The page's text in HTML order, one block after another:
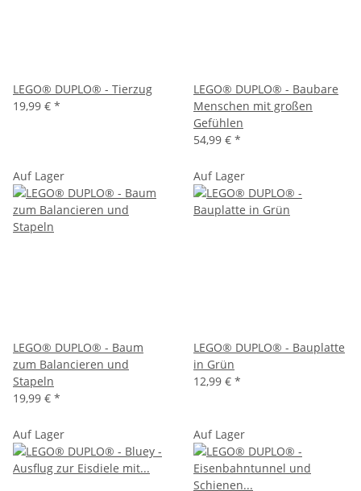
LEGO® DUPLO® - Tierzug
19,99 € *
LEGO® DUPLO® - Baubare
Menschen mit großen
Gefühlen
54,99 € *
Auf Lager
LEGO® DUPLO® - Baum
zum Balancieren und
Stapeln
19,99 € *
Auf Lager
LEGO® DUPLO® - Bauplatte
in Grün
12,99 € *
Auf Lager Auf Lager